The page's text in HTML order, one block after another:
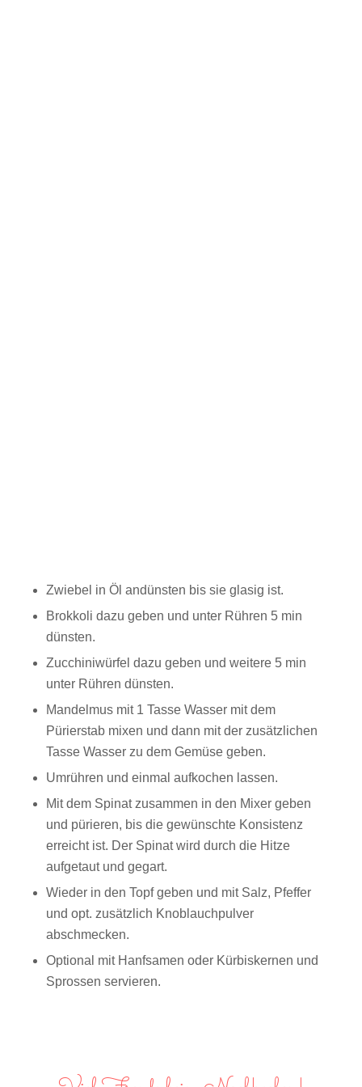
Zwiebel in Öl andünsten bis sie glasig ist.
Brokkoli dazu geben und unter Rühren 5 min
dünsten.
Zucchiniwürfel dazu geben und weitere 5 min
unter Rühren dünsten.
Mandelmus mit 1 Tasse Wasser mit dem
Pürierstab mixen und dann mit der zusätzlichen
Tasse Wasser zu dem Gemüse geben.
Umrühren und einmal aufkochen lassen.
Mit dem Spinat zusammen in den Mixer geben
und pürieren, bis die gewünschte Konsistenz
erreicht ist. Der Spinat wird durch die Hitze
aufgetaut und gegart.
Wieder in den Topf geben und mit Salz, Pfeffer
und opt. zusätzlich Knoblauchpulver
abschmecken.
Optional mit Hanfsamen oder Kürbiskernen und
Sprossen servieren.